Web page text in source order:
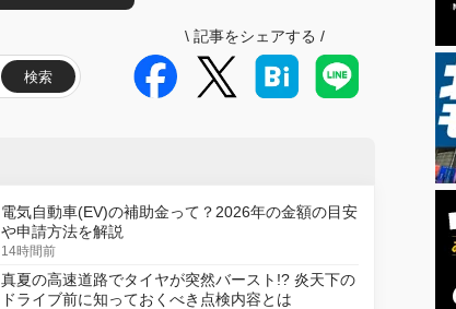
検索
\ 記事をシェアする /
電気自動車(EV)の補助金って？2026年の金額の目安
や申請方法を解説
14時間前
真夏の高速道路でタイヤが突然バースト!? 炎天下の
ドライブ前に知っておくべき点検内容とは